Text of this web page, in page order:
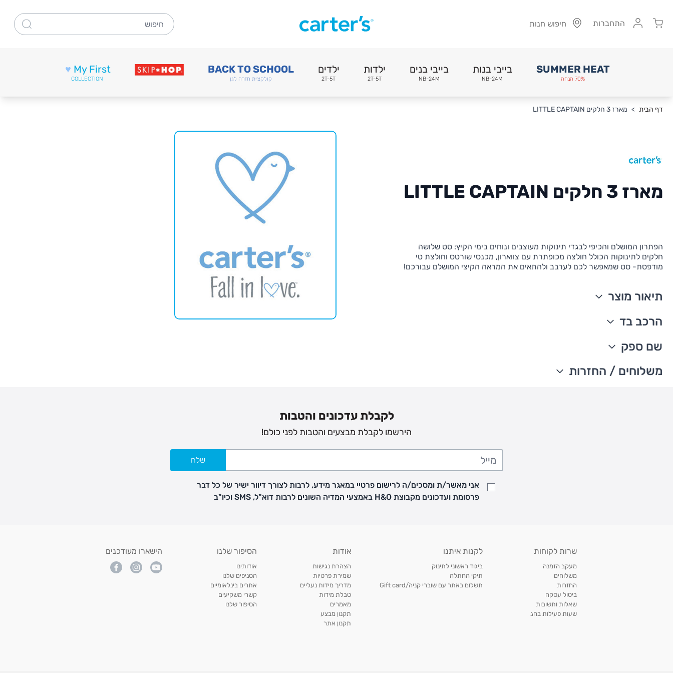
Cart התחברות חיפוש חנות
חיפוש
SUMMER HEAT
70% הנחה
בייבי בנות
NB-24M
בייבי בנים
NB-24M
ילדות
2T-5T
ילדים
2T-5T
BACK TO SCHOOL
קולקציית חזרה לגן
My First
♥
COLLECTION
דף הבית > מארז 3 חלקים LITTLE CAPTAIN
מארז 3 חלקים LITTLE CAPTAIN
הפתרון המושלם והכיפי לבגדי תינוקות מעוצבים ונוחים בימי הקיץ: סט שלושה
חלקים לתינוקות הכולל חולצה מכופתרת עם צווארון, מכנסי שורטס וחולצת טי
מודפסת- סט שמאפשר לכם לערבב ולהתאים את המראה הקיצי המושלם עבורכם!
תיאור מוצר
סט 3 חלקים
כפתרה קדמית
כיס קדמי
סיומת ריב סרוג איכותי בצוואר
דוגמת פסים וכיתוב
הרכב בד
100% כותנה
ניתן לכבס במכונת כביסה
שם ספק
The William Carter's company
משלוחים / החזרות
ימי עסקים מעת ביצוע ההזמנה
• לפניות ובירורים בנושא משלוחים אנא פנו לשירות הלקוחות בצ'אט באתר
כתובת: אבא אחימאיר 31, תל אביב (מאחורי בנק הפועלים מול הדואר). ניתן לאסוף הזמנות בימים א'-
• יש לוודא שחבילה התקבלה טרם ההגעה. סמס יישלח החבילה מוכנה לאיסוף. טלפון לבירור בסניף:
לקבלת עדכונים והטבות
הירשמו לקבלת מבצעים והטבות לפני כולם!
שלח
אני מאשר/ת ומסכים/ה לרישום פרטיי במאגר מידע, לרבות לצורך דיוור ישיר של כל דבר
פרסומת ועדכונים מקבוצת H&O באמצעי המדיה השונים לרבות דוא"ל, SMS וכיו"ב
שרות לקוחות
מעקב הזמנה
משלוחים
החזרות
ביטול עסקה
שאלות ותשובות
שעות פעילות בחג
לקנות איתנו
ביגוד ראשוני לתינוק
תיקי החתלה
תשלום באתר עם שוברי קניה/Gift card
אודות
הצהרת נגישות
שמירת פרטיות
מדריך מידות נעליים
טבלת מידות
מאמרים
תקנון מבצע
תקנון אתר
הסיפור שלנו
אודותינו
הסניפים שלנו
אתרים בינלאומיים
קשרי משקיעים
הסיפור שלנו
הישארו מעודכנים